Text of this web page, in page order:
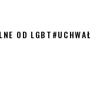
OD LGBT#